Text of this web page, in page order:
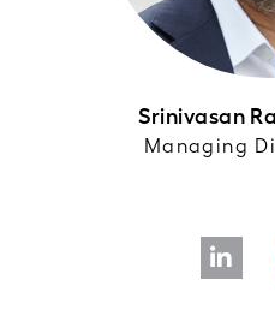
Srinivasan
Managing